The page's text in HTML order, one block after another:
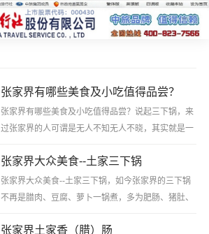
张家界有哪些美食及小吃值得品尝？
张家界有哪些美食及小吃值得品尝？说起三下锅，来
过张家界的人可谓是无人不知无人不晓，其实就是一
肠、猪肚、牛肚、羊肚、猪蹄或猪头肉等选其中二···
张家界大众美食--土家三下锅
张家界大众美食--土家三下锅，如今张家界的三下锅
不再是腊肉、豆腐、萝卜一锅煮，多为肥肠、猪肚、
经过本地的土厨师特殊加工成一锅煮。三下锅的···
张家界土家香（腊）肠